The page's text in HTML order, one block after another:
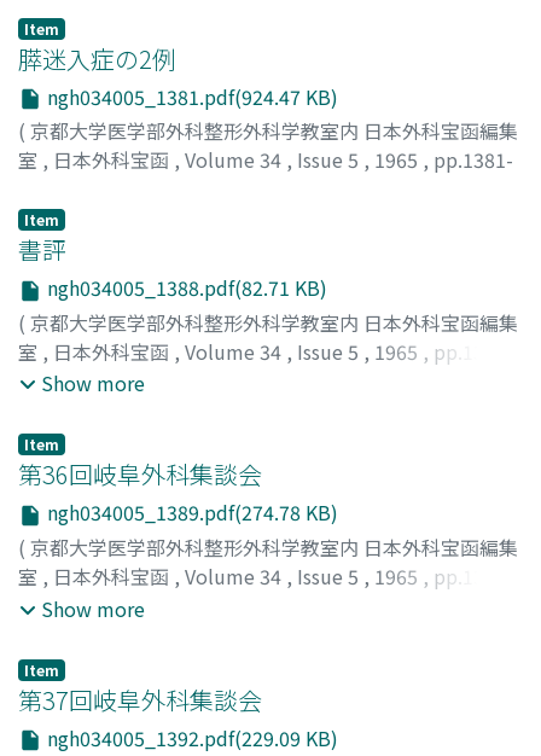
MITSUAKI
FUKUDA, KICHITARO
Item
膵迷入症の2例
ngh034005_1381.pdf(924.47 KB)
( 京都大学医学部外科整形外科学教室内 日本外科宝函編集
室 , 日本外科宝函 , Volume 34 , Issue 5 , 1965 , pp.1381-
谷村, 弘
MAMORU
Item
書評
ngh034005_1388.pdf(82.71 KB)
( 京都大学医学部外科整形外科学教室内 日本外科宝函編集
室 , 日本外科宝函 , Volume 34 , Issue 5 , 1965 , pp.1388-
1388)
Show more
Item
第36回岐阜外科集談会
ngh034005_1389.pdf(274.78 KB)
( 京都大学医学部外科整形外科学教室内 日本外科宝函編集
室 , 日本外科宝函 , Volume 34 , Issue 5 , 1965 , pp.1389-
1391)
Show more
Item
第37回岐阜外科集談会
ngh034005_1392.pdf(229.09 KB)